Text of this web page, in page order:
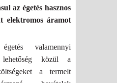
az égetés hasznos
elektromos áramot
valamennyi
lehetőség közül a
a termelt